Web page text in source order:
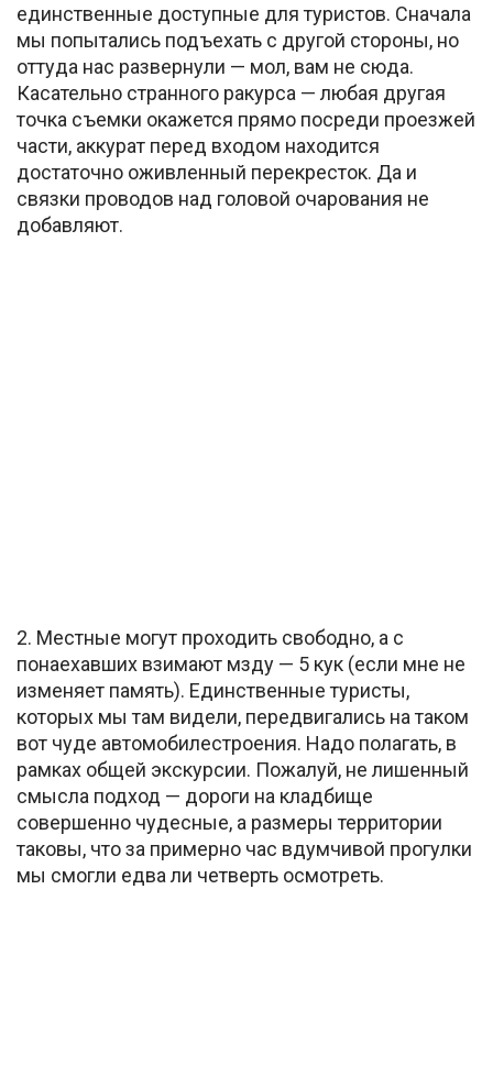
единственные доступные для туристов. Сначала
мы попытались подъехать с другой стороны, но
оттуда нас развернули — мол, вам не сюда.
Касательно странного ракурса — любая другая
точка съемки окажется прямо посреди проезжей
части, аккурат перед входом находится
достаточно оживленный перекресток. Да и
связки проводов над головой очарования не
добавляют.
2. Местные могут проходить свободно, а с
понаехавших взимают мзду — 5 кук (если мне не
изменяет память). Единственные туристы,
которых мы там видели, передвигались на таком
вот чуде автомобилестроения. Надо полагать, в
рамках общей экскурсии. Пожалуй, не лишенный
смысла подход — дороги на кладбище
совершенно чудесные, а размеры территории
таковы, что за примерно час вдумчивой прогулки
мы смогли едва ли четверть осмотреть.